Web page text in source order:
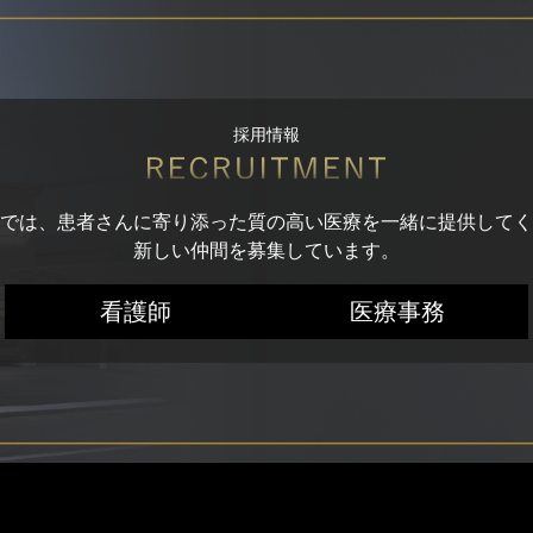
採用情報
は、患者さんに寄り添った質の高い医療を一緒に提供して
新しい仲間を募集しています。
看護師 医療事務